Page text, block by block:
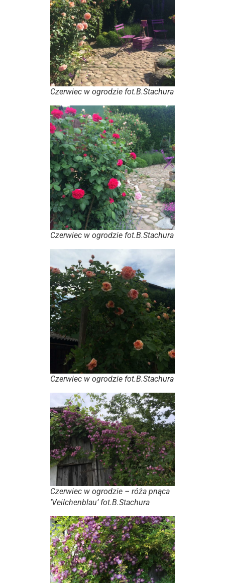
Czerwiec w ogrodzie fot.B.Stachura
Czerwiec w ogrodzie fot.B.Stachura
Czerwiec w ogrodzie fot.B.Stachura
Czerwiec w ogrodzie – róża pnąca
'Veilchenblau’ fot.B.Stachura